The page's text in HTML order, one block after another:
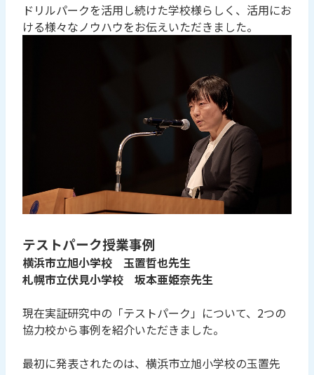
ドリルパークを活用し続けた学校様らしく、活用にお
ける様々なノウハウをお伝えいただきました。
テストパーク授業事例
横浜市立旭小学校 玉置哲也先生
札幌市立伏見小学校 坂本亜姫奈先生
現在実証研究中の「テストパーク」について、2つの
協力校から事例を紹介いただきました。
最初に発表されたのは、横浜市立旭小学校の玉置先